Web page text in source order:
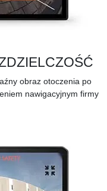
obraz otoczenia po
nawigacyjnym firmy